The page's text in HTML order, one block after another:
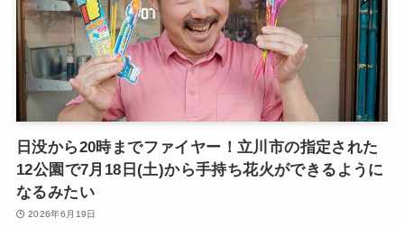
日没から20時までファイヤー！立川市の指定された
12公園で7月18日(土)から手持ち花火ができるように
なるみたい
2026年6月19日